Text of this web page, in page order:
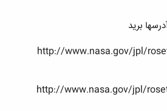
برید
http://www.nasa.gov/jpl/
http://www.nasa.gov/jpl/